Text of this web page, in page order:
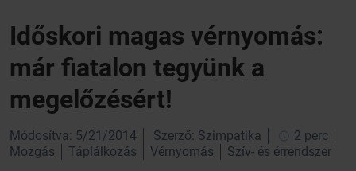
Időskori magas vérnyomás:
már fiatalon tegyünk a
megelőzésért!
Módosítva: 5/21/2014 Szerző: Szimpatika
2 perc
Mozgás
Táplálkozás Vérnyomás
Szív- és érrendszer